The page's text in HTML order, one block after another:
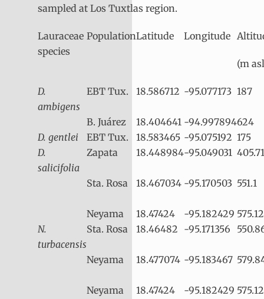
sampled at Los Tuxtlas region.
Lauraceae
species
PopulationLatitude Longitude
(m
D.
ambigens
EBT Tux. 18.586712 -95.077173 187
B. Juárez 18.404641 -94.997894624
D. gentlei
EBT Tux. 18.583465 -95.075192 175
D.
salicifolia
Zapata 18.448984-95.049031 405.71
Sta. Rosa 18.467034 -95.170503 551.1
Neyama 18.47424 -95.182429 575.12
N.
turbacensis
Sta. Rosa 18.46482 -95.171356
Neyama 18.477074 -95.183467
Neyama 18.47424 -95.182429 575.12